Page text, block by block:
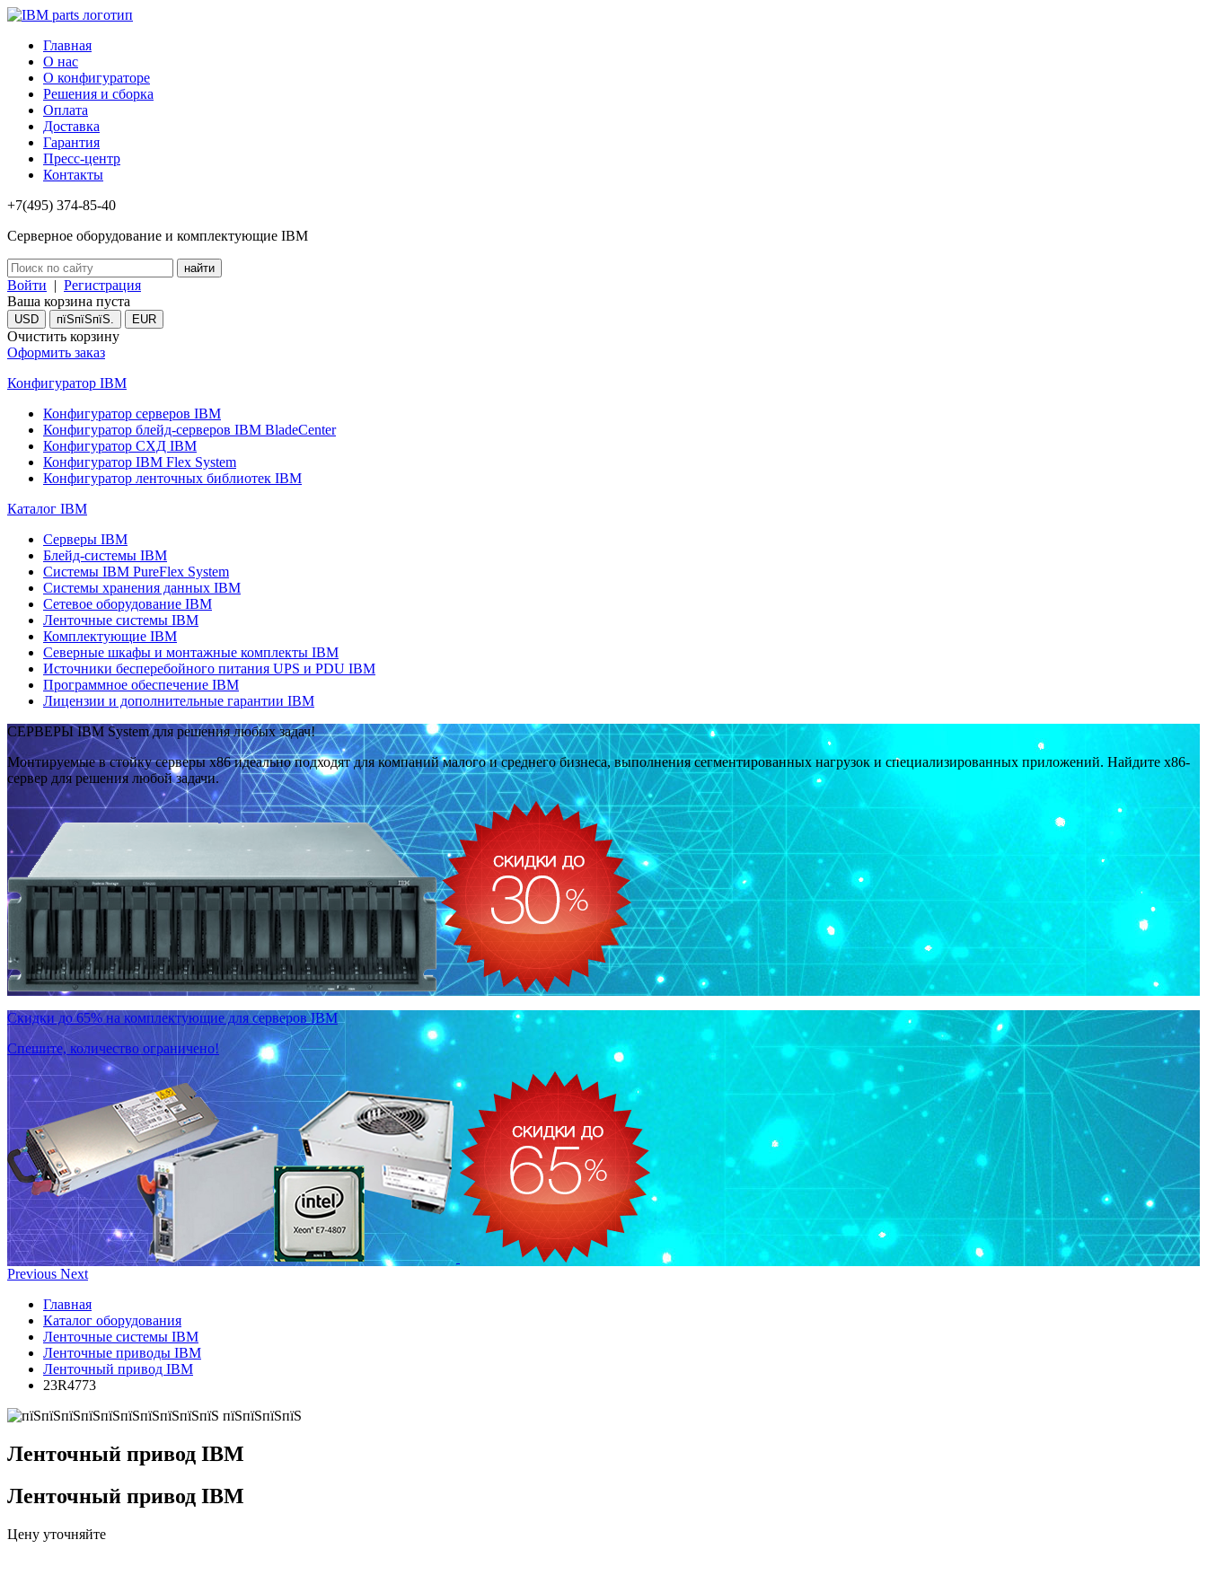
Главная
О нас
О конфигураторе
Решения и сборка
Оплата
Доставка
Гарантия
Пресс-центр
Контакты
+7(495) 374-85-40
Серверное оборудование и комплектующие IBM
Войти | Регистрация
Ваша корзина пуста
USD пїЅпїЅпїЅ. EUR
Очистить корзину
Оформить заказ
Конфигуратор IBM
Конфигуратор серверов IBM
Конфигуратор блейд-серверов IBM BladeCenter
Конфигуратор СХД IBM
Конфигуратор IBM Flex System
Конфигуратор ленточных библиотек IBM
Каталог IBM
Серверы IBM
Блейд-системы IBM
Системы IBM PureFlex System
Системы хранения данных IBM
Сетевое оборудование IBM
Ленточные системы IBM
Комплектующие IBM
Северные шкафы и монтажные комплекты IBM
Источники бесперебойного питания UPS и PDU IBM
Программное обеспечение IBM
Лицензии и дополнительные гарантии IBM
СЕРВЕРЫ IBM System для решения любых задач!
Монтируемые в стойку серверы x86 идеально подходят для компаний малого и среднего бизнеса, выполнения сегментированных нагрузок и специализированных приложений. Найдите x86-
сервер для решения любой задачи.
Скидки до 65% на комплектующие для серверов IBM
Спешите, количество ограничено!
Previous Next
Главная
Каталог оборудования
Ленточные системы IBM
Ленточные приводы IBM
Ленточный привод IBM
23R4773
Ленточный привод IBM
Ленточный привод IBM
Цену уточняйте